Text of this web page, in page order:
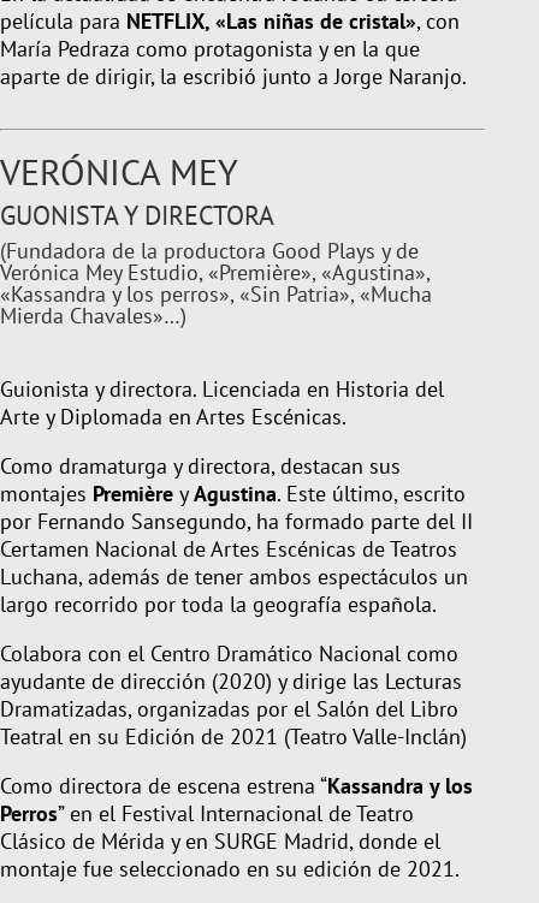
película para NETFLIX, «Las niñas de cristal», con
María Pedraza como protagonista y en la que
aparte de dirigir, la escribió junto a Jorge Naranjo.
VERÓNICA MEY
GUONISTA Y DIRECTORA
(Fundadora de la productora Good Plays y de
Verónica Mey Estudio, «Première», «Agustina»,
«Kassandra y los perros», «Sin Patria», «Mucha
Mierda Chavales»…)
Guionista y directora. Licenciada en Historia del
Arte y Diplomada en Artes Escénicas.
Como dramaturga y directora, destacan sus
montajes Première yAgustina. Este último, escrito
por Fernando Sansegundo, ha formado parte del II
Certamen Nacional de Artes Escénicas de Teatros
Luchana, además de tener ambos espectáculos un
largo recorrido por toda la geografía española.
Colabora con el Centro Dramático Nacional como
ayudante de dirección (2020) y dirige las Lecturas
Dramatizadas, organizadas por el Salón del Libro
Teatral en su Edición de 2021 (Teatro Valle-Inclán)
Como directora de escena estrena “Kassandra y los
Perros” en el Festival Internacional de Teatro
Clásico de Mérida y en SURGE Madrid, donde el
montaje fue seleccionado en su edición de 2021.